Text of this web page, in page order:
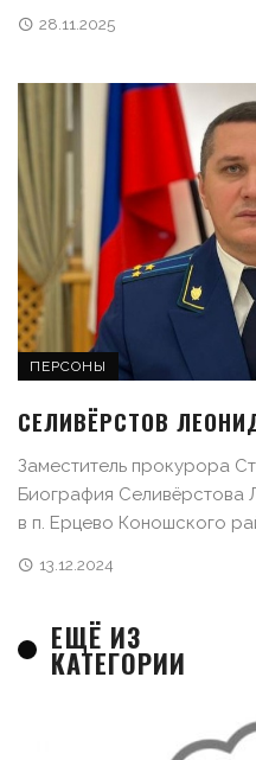
28.11.2025
ПЕРСОНЫ
СЕЛИВЁРСТОВ
Заместитель прокурора
Биография Селивёрстова
в п. Ерцево Коношского
13.12.2024
ЕЩЁ ИЗ
КАТЕГОРИИ